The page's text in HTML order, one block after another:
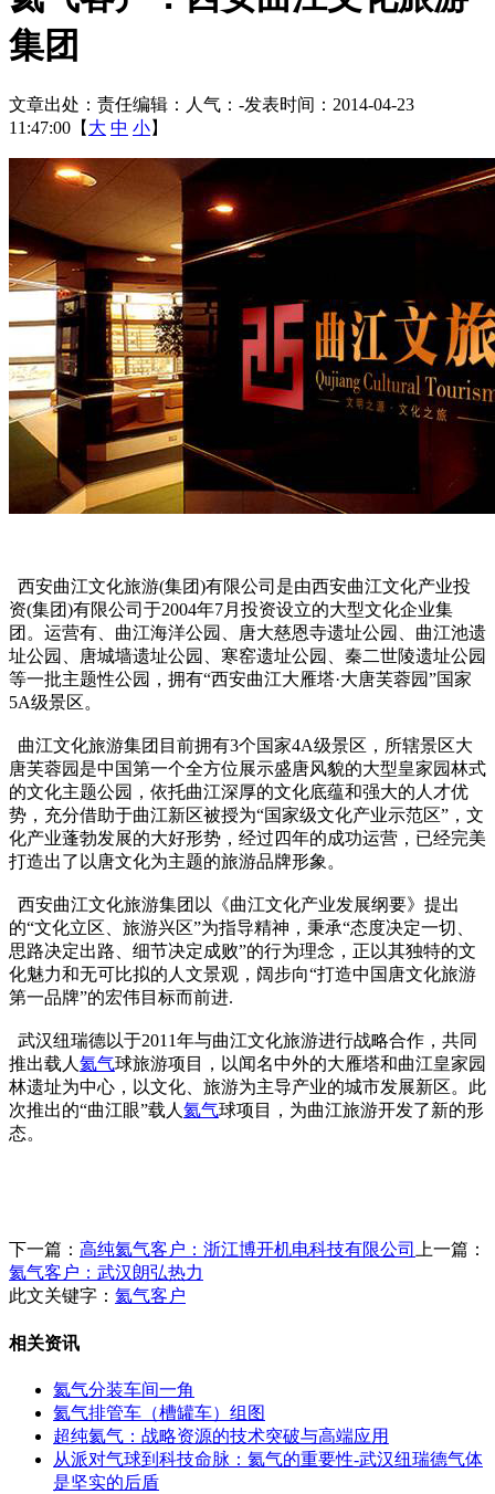
集团
文章出处： 责任编辑： 人气： -发表时间：2014-04-23
11:47:00【 大 中 小】
西安曲江文化旅游(集团)有限公司是由西安曲江文化产业投
资(集团)有限公司于2004年7月投资设立的大型文化企业集
团。运营有、曲江海洋公园、唐大慈恩寺遗址公园、曲江池遗
址公园、唐城墙遗址公园、寒窑遗址公园、秦二世陵遗址公园
等一批主题性公园，拥有“西安曲江大雁塔·大唐芙蓉园”国家
5A级景区。
曲江文化旅游集团目前拥有3个国家4A级景区，所辖景区大
唐芙蓉园是中国第一个全方位展示盛唐风貌的大型皇家园林式
的文化主题公园，依托曲江深厚的文化底蕴和强大的人才优
势，充分借助于曲江新区被授为“国家级文化产业示范区”，文
化产业蓬勃发展的大好形势，经过四年的成功运营，已经完美
打造出了以唐文化为主题的旅游品牌形象。
西安曲江文化旅游集团以《曲江文化产业发展纲要》提出
的“文化立区、旅游兴区”为指导精神，秉承“态度决定一切、
思路决定出路、细节决定成败”的行为理念，正以其独特的文
化魅力和无可比拟的人文景观，阔步向“打造中国唐文化旅游
第一品牌”的宏伟目标而前进.
武汉纽瑞德以于2011年与曲江文化旅游进行战略合作，共同
推出载人 氦气球旅游项目，以闻名中外的大雁塔和曲江皇家园
林遗址为中心，以文化、旅游为主导产业的城市发展新区。此
次推出的“曲江眼”载人 氦气球项目，为曲江旅游开发了新的形
态。
下一篇： 高纯氦气客户：浙江博开机电科技有限公司
上一篇：
氦气客户：武汉朗弘热力
此文关键字： 氦气客户
相关资讯
氦气分装车间一角
氦气排管车（槽罐车）组图
超纯氦气：战略资源的技术突破与高端应用
从派对气球到科技命脉：氦气的重要性-武汉纽瑞德气体
是坚实的后盾